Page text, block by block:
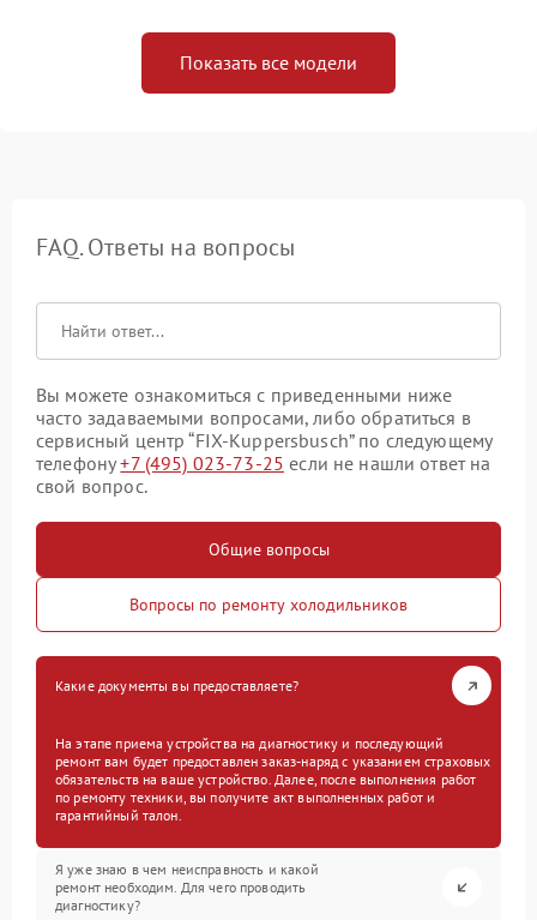
Показать все модели
FAQ. Ответы на вопросы
Вы можете ознакомиться с приведенными ниже
часто задаваемыми вопросами, либо обратиться в
сервисный центр “FIX-Kuppersbusch” по следующему
телефону+7 (495) 023-73-25 если не нашли ответ на
свой вопрос.
Общие вопросы
Вопросы по ремонту холодильников
Какие документы вы предоставляете?
На этапе приема устройства на диагностику и последующий
ремонт вам будет предоставлен заказ-наряд с указанием страховых
обязательств на ваше устройство. Далее, после выполнения работ
по ремонту техники, вы получите акт выполненных работ и
гарантийный талон.
Я уже знаю в чем неисправность и какой
ремонт необходим. Для чего проводить
диагностику?